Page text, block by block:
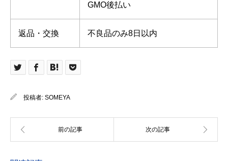
GMO後払い
返品・交換 不良品のみ8日以内
投稿者: SOMEYA